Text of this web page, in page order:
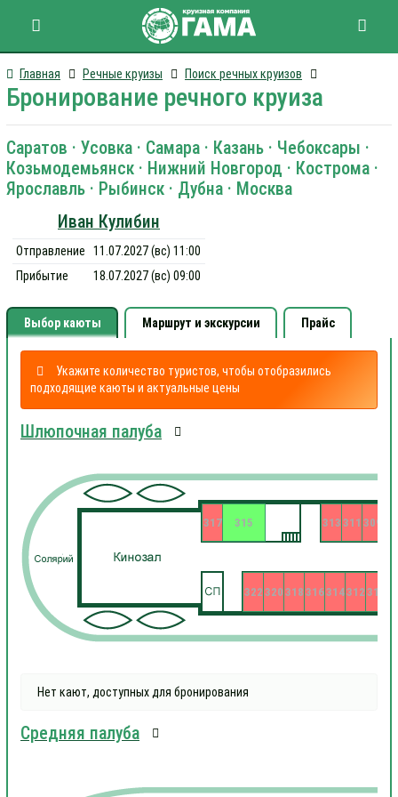
Главная Речные круизы Поиск речных круизов
Бронирование речного круиза
Саратов · Усовка · Самара · Казань · Чебоксары ·
Козьмодемьянск · Нижний Новгород · Кострома ·
Ярославль · Рыбинск · Дубна · Москва
Иван Кулибин
Отправление
11.07.2027 (вс) 11:00
Прибытие
18.07.2027 (вс) 09:00
Выбор каюты Маршрут и экскурсии Прайс
Укажите количество туристов, чтобы отобразились
подходящие каюты и актуальные цены
Шлюпочная палуба
309
310
311
312
313
314
315
316
317
318
320
322
Нет кают, доступных для бронирования
Средняя палуба